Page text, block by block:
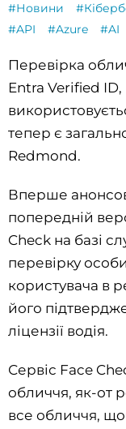
#Новини
#API
#Azure #AI
Перевірка
Entra Verified ID,
тепер є
Redmond.
Вперше
попередній
Check на базі
перевірку
користувача в
його
ліцензії водія.
Сервіс Face
обличчя, як-от
все обличчя,